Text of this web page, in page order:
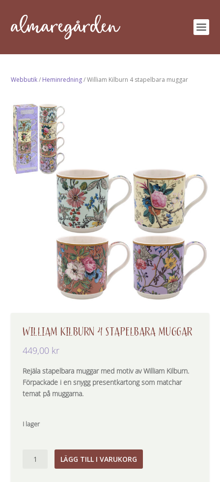
Webbutik/ Heminredning/ William Kilburn 4 stapelbara muggar
WILLIAM KILBURN 4 STAPELBARA MUGGAR
449,00 kr
Rejäla stapelbara muggar med motiv av William Kilburn.
Förpackade i en snygg presentkartong som matchar
temat på muggarna.
I lager
William
LÄGG TILL I VARUKORG